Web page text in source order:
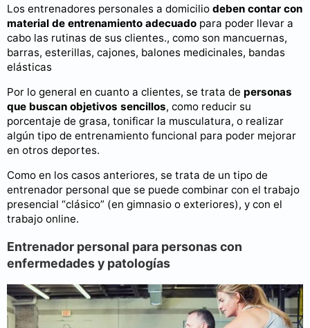
Los entrenadores personales a domicilio deben contar con
material de entrenamiento adecuado para poder llevar a
cabo las rutinas de sus clientes., como son mancuernas,
barras, esterillas, cajones, balones medicinales, bandas
elásticas
Por lo general en cuanto a clientes, se trata de personas
que buscan objetivos sencillos, como reducir su
porcentaje de grasa, tonificar la musculatura, o realizar
algún tipo de entrenamiento funcional para poder mejorar
en otros deportes.
Como en los casos anteriores, se trata de un tipo de
entrenador personal que se puede combinar con el trabajo
presencial “clásico” (en gimnasio o exteriores), y con el
trabajo online.
Entrenador personal para personas con
enfermedades y patologías